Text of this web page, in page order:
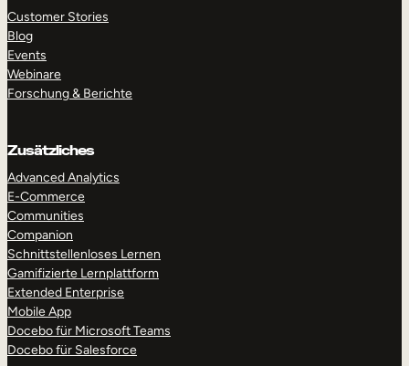
Customer Stories
Blog
Events
Webinare
Forschung & Berichte
Zusätzliches
Advanced Analytics
E-Commerce
Communities
Companion
Schnittstellenloses Lernen
Gamifizierte Lernplattform
Extended Enterprise
Mobile App
Docebo für Microsoft Teams
Docebo für Salesforce